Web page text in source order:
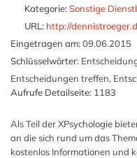
Kategorie: Sonstige
URL: http://
Eingetragen am: 09.06.2015
Schlüsselwörter:
Entscheidungen treffen,
Aufrufe Detailseite: 1183
Als Teil der XPsychologie
an die sich rund um das
kostenlos Informationen und